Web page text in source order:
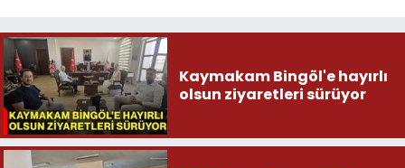
Kaymakam Bingöl'e hayırlı
olsun ziyaretleri sürüyor